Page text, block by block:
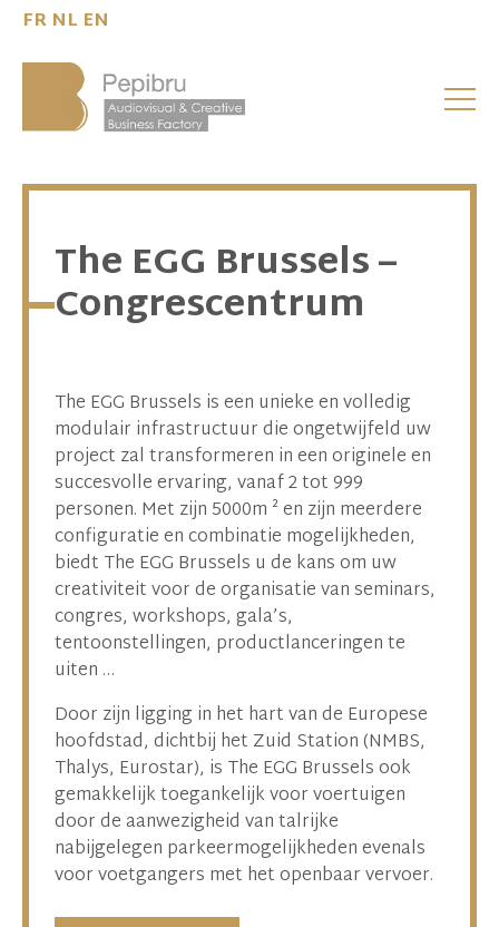
FR NL EN
The EGG Brussels –
Congrescentrum
The EGG Brussels is een unieke en volledig
modulair infrastructuur die ongetwijfeld uw
project zal transformeren in een originele en
succesvolle ervaring, vanaf 2 tot 999
personen. Met zijn 5000m ² en zijn meerdere
configuratie en combinatie mogelijkheden,
biedt The EGG Brussels u de kans om uw
creativiteit voor de organisatie van seminars,
congres, workshops, gala’s,
tentoonstellingen, productlanceringen te
uiten …
Door zijn ligging in het hart van de Europese
hoofdstad, dichtbij het Zuid Station (NMBS,
Thalys, Eurostar), is The EGG Brussels ook
gemakkelijk toegankelijk voor voertuigen
door de aanwezigheid van talrijke
nabijgelegen parkeermogelijkheden evenals
voor voetgangers met het openbaar vervoer.